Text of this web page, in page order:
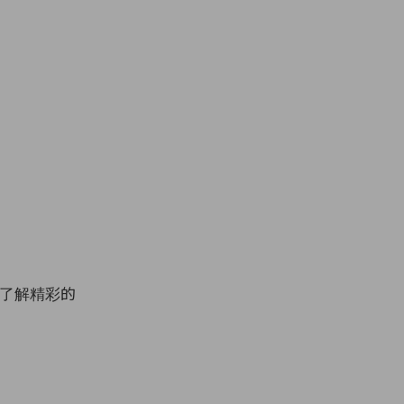
解精彩的